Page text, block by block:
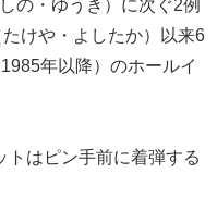
の・ゆうき）に次ぐ2例
けや・よしたか）以来6
年以降）のホールイ
トはピン手前に着弾する